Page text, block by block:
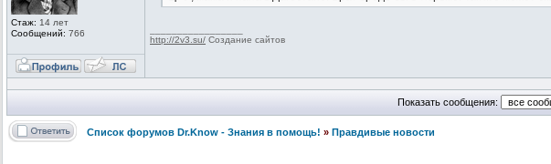
Стаж: 14 лет
Сообщений: 766
http://2v3.su/ Создание сайтов
Показать сообщения:
Список форумов Dr.Know - Знания в помощь! » Правдивые новости